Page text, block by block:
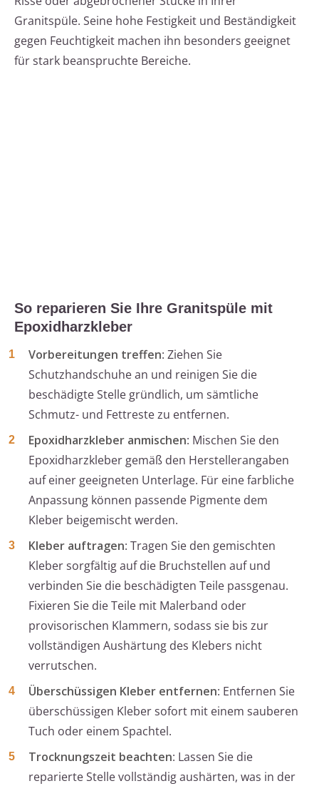
Granitspüle. Seine hohe Festigkeit und Beständigkeit
gegen Feuchtigkeit machen ihn besonders geeignet
für stark beanspruchte Bereiche.
So reparieren Sie Ihre Granitspüle mit
Epoxidharzkleber
Vorbereitungen treffen: Ziehen Sie
Schutzhandschuhe an und reinigen Sie die
beschädigte Stelle gründlich, um sämtliche
Schmutz- und Fettreste zu entfernen.
Epoxidharzkleber anmischen: Mischen Sie den
Epoxidharzkleber gemäß den Herstellerangaben
auf einer geeigneten Unterlage. Für eine farbliche
Anpassung können passende Pigmente dem
Kleber beigemischt werden.
Kleber auftragen: Tragen Sie den gemischten
Kleber sorgfältig auf die Bruchstellen auf und
verbinden Sie die beschädigten Teile passgenau.
Fixieren Sie die Teile mit Malerband oder
provisorischen Klammern, sodass sie bis zur
vollständigen Aushärtung des Klebers nicht
verrutschen.
Überschüssigen Kleber entfernen: Entfernen Sie
überschüssigen Kleber sofort mit einem sauberen
Tuch oder einem Spachtel.
Trocknungszeit beachten: Lassen Sie die
reparierte Stelle vollständig aushärten, was in der